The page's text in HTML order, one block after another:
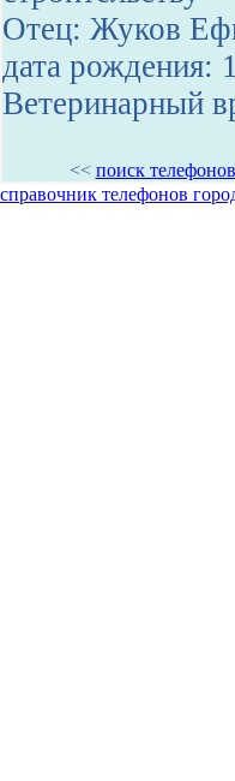
Отец: Жуков
дата рождения:
Ветеринарный
<< поиск
справочник телефонов